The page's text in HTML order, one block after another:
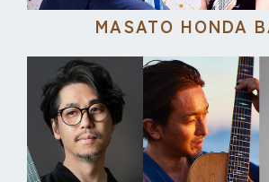
MASATO HONDA